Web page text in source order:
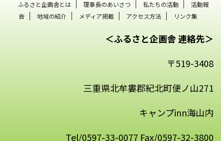
ふるさと企画舎とは 理事長のあいさつ 私たちの活動
活動報
告
地域の紹介 メディア掲載 アクセス方法 リンク集
＜ふるさと企画舎 連絡先＞
〒519-3408
三重県北牟婁郡紀北町便ノ山271
キャンプinn海山内
Tel/0597-33-0077 Fax/0597-32-3800